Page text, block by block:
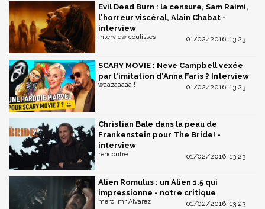
Evil Dead Burn : la censure, Sam Raimi,
l'horreur viscéral, Alain Chabat -
interview
01/02/2016, 13:23
Interview coulisses
SCARY MOVIE : Neve Campbell vexée
par l'imitation d'Anna Faris ? Interview
01/02/2016, 13:23
waazaaaaa !
Christian Bale dans la peau de
Frankenstein pour The Bride! -
interview
01/02/2016, 13:23
rencontre
Alien Romulus : un Alien 1.5 qui
impressionne - notre critique
01/02/2016, 13:23
merci mr Alvarez